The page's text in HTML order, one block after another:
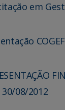
em
30/08/2012